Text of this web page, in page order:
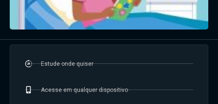
Estude onde quiser
Acesse em qualquer dispositivo